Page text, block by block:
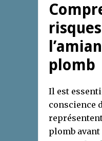
plomb
Il est
conscience
plomb